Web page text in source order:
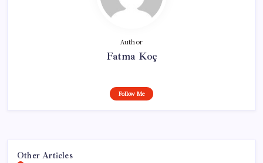
Author
Fatma Koç
Follow Me
Other Articles